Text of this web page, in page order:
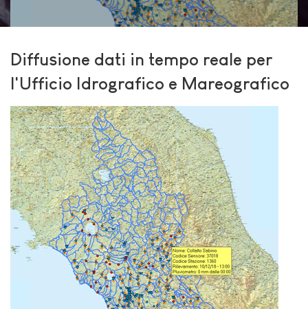
Diffusione dati in tempo reale per
l'Ufficio Idrografico e Mareografico